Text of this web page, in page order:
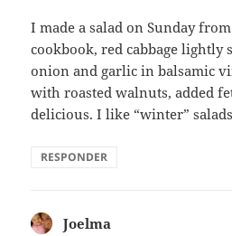
I made a salad on Sunday
cookbook, red cabbage lightly
onion and garlic in balsamic
with roasted walnuts, added
delicious. I like “winter”
RESPONDER
Joelma